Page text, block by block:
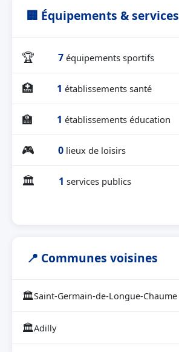
🏢 Équipements & services
🏆 7 équipements sportifs
🏥 1 établissements santé
🏫 1 établissements éducation
🎮 0 lieux de loisirs
🏛 1 services publics
📍 Communes voisines
🏛Saint-Germain-de-Longue-Chaume
🏛Adilly